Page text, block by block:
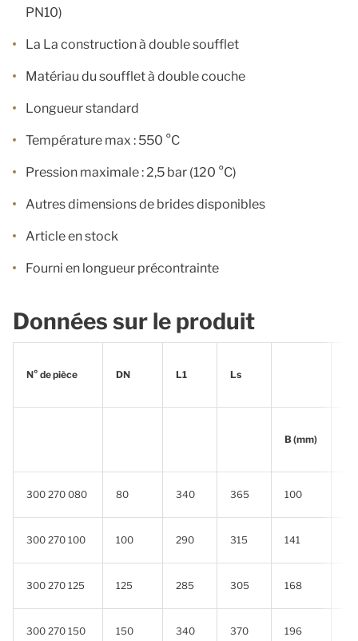
PN10)
La La construction à double soufflet
Matériau du soufflet à double couche
Longueur standard
Température max : 550 °C
Pression maximale : 2,5 bar (120 °C)
Autres dimensions de brides disponibles
Article en stock
Fourni en longueur précontrainte
Données sur le produit
N° de pièce DN L1 Ls
B (mm)
300 270 080 80 340 365 100
300 270 100 100 290 315 141
300 270 125 125 285 305 168
300 270 150 150 340 370 196